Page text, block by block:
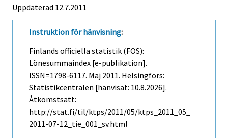
Uppdaterad 12.7.2011
Instruktion för hänvisning:
Finlands officiella statistik (FOS):
Lönesummaindex [e-publikation].
ISSN=1798-6117. Maj 2011. Helsingfors:
Statistikcentralen [hänvisat: 10.8.2026].
Åtkomstsätt:
http://stat.fi/til/ktps/2011/05/ktps_2011_05_
2011-07-12_tie_001_sv.html